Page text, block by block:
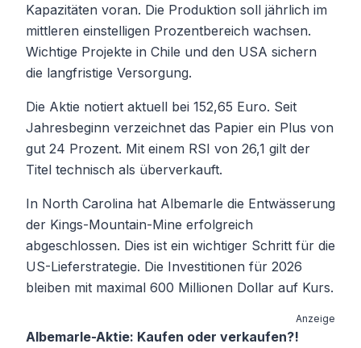
Kapazitäten voran. Die Produktion soll jährlich im
mittleren einstelligen Prozentbereich wachsen.
Wichtige Projekte in Chile und den USA sichern
die langfristige Versorgung.
Die Aktie notiert aktuell bei 152,65 Euro. Seit
Jahresbeginn verzeichnet das Papier ein Plus von
gut 24 Prozent. Mit einem RSI von 26,1 gilt der
Titel technisch als überverkauft.
In North Carolina hat Albemarle die Entwässerung
der Kings-Mountain-Mine erfolgreich
abgeschlossen. Dies ist ein wichtiger Schritt für die
US-Lieferstrategie. Die Investitionen für 2026
bleiben mit maximal 600 Millionen Dollar auf Kurs.
Anzeige
Albemarle-Aktie: Kaufen oder verkaufen?!